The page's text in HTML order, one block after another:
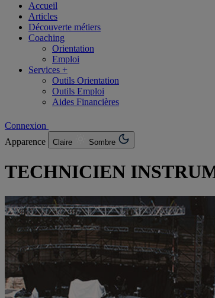
Accueil
Articles
Découverte métiers
Coaching
Orientation
Emploi
Services +
Outils Orientation
Outils Emploi
Aides Financières
Connexion
Apparence
Claire Sombre
TECHNICIEN